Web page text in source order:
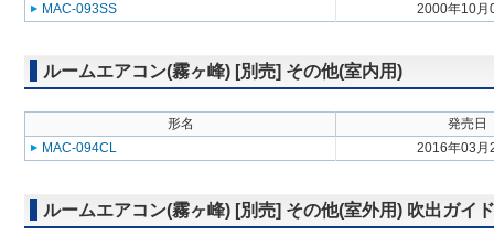
MAC-093SS
2000年10月
ルームエアコン(霧ヶ峰) [別売] その他(室内用)
形名
発売日
MAC-094CL
2016年03月
ルームエアコン(霧ヶ峰) [別売] その他(室外用) 吹出ガイド